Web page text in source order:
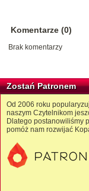
Komentarze (0)
Brak komentarzy
Zostań Patronem
Od 2006 roku
naszym Czytelnikom
Dlatego postanowiliśmy
pomóż nam rozwijać